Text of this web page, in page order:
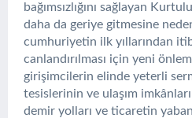
bağımsızlığını sağlayan
daha da geriye gitmesine
cumhuriyetin ilk yıllarından
canlandırılması için yeni
girişimcilerin elinde yeterli
tesislerinin ve ulaşım
demir yolları ve ticaretin